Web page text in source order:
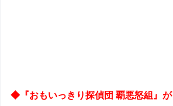
◆ 『おもいっきり探偵団 覇悪怒組』が